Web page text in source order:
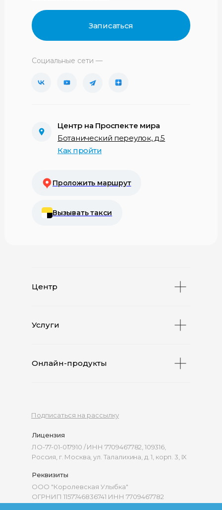
Социальные сети —
Записаться
Центр на Проспекте мира
Ботанический переулок, д.5
Вызывать такси
Проложить маршрут
Как пройти
Центр
Услуги
Онлайн-продукты
ЛО-77-01-017910 / ИНН 7709467782, 109316,
Россия, г. Москва, ул. Талалихина, д. 1, корп. 3, IX
Лицензия
ООО "Королевская Улыбка"
ОГРНИП 1157746836741 ИНН 7709467782
Реквизиты
Подписаться на рассылку